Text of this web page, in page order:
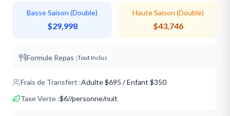
Basse Saison (Double)
$29,998
Haute Saison (Double)
$43,746
Formule Repas :Tout Inclus
Frais de Transfert :Adulte$695 / Enfant $350
Taxe Verte :$6//personne/nuit